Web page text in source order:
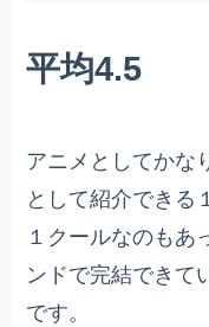
平均4.5
アニメとしてかな
として紹介できる
１クールなのもあ
ンドで完結できて
です。